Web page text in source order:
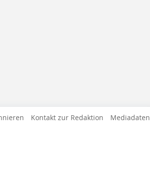
Kontakt zur Redaktion Mediadaten